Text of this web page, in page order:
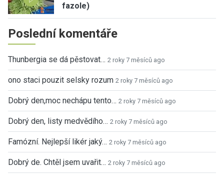
fazole)
Poslední komentáře
Thunbergia se dá pěstovat… 2 roky 7 měsíců ago
ono staci pouzit selsky rozum 2 roky 7 měsíců ago
Dobrý den,moc nechápu tento… 2 roky 7 měsíců ago
Dobrý den, listy medvědího… 2 roky 7 měsíců ago
Famózní. Nejlepší likér jaký… 2 roky 7 měsíců ago
Dobrý de. Chtěl jsem uvařit… 2 roky 7 měsíců ago